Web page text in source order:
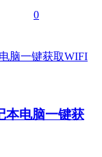
0
本电脑一键获